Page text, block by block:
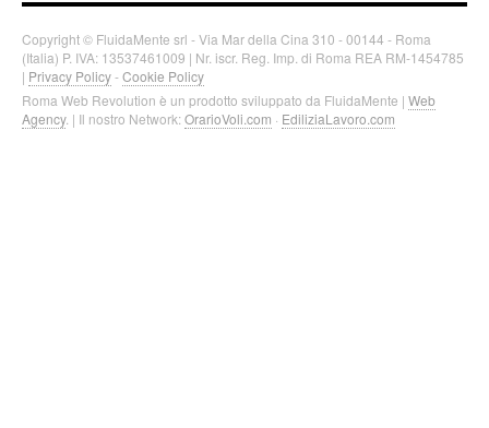
Copyright © FluidaMente srl - Via Mar della Cina 310 - 00144 - Roma
(Italia) P. IVA: 13537461009 | Nr. iscr. Reg. Imp. di Roma REA RM-1454785
| Privacy Policy-Cookie Policy
Roma Web Revolution è un prodotto sviluppato da FluidaMente | Web
Agency. | Il nostro Network: OrarioVoli.com · EdiliziaLavoro.com